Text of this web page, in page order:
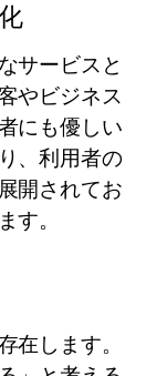
サービスと
やビジネス
にも優しい
、利用者の
開されてお
す。
在します。